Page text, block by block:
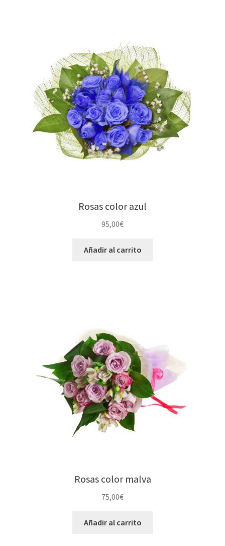
Rosas color azul
95,00€
Añadir al carrito
Rosas color malva
75,00€
Añadir al carrito